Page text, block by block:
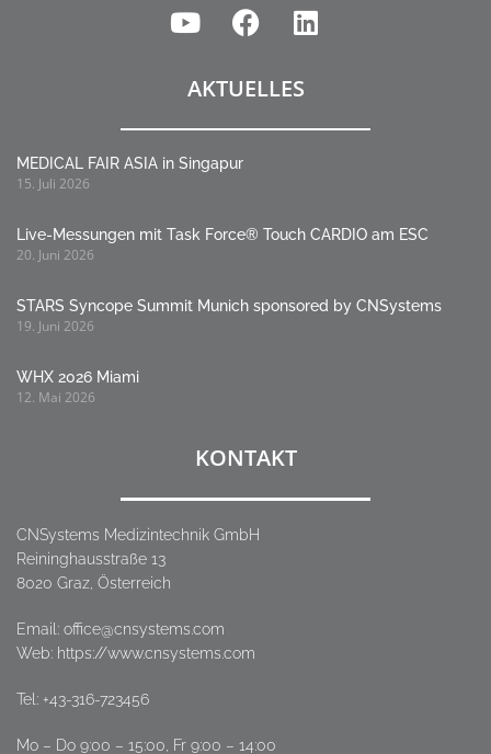
AKTUELLES
MEDICAL FAIR ASIA in Singapur
15. Juli 2026
Live-Messungen mit Task Force® Touch CARDIO am ESC
20. Juni 2026
STARS Syncope Summit Munich sponsored by CNSystems
19. Juni 2026
WHX 2026 Miami
12. Mai 2026
KONTAKT
CNSystems Medizintechnik GmbH
Reininghausstraße 13
8020 Graz, Österreich
Email: office@cnsystems.com
Web: https://www.cnsystems.com
Tel: +43-316-723456
Mo – Do 9:00 – 15:00, Fr 9:00 – 14:00